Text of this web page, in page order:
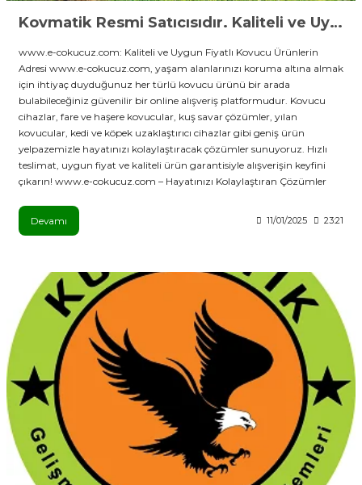
Kovmatik Resmi Satıcısıdır. Kaliteli ve Uygun Fiyatlı Kovucu Ürünlerin Güvenli adres
www.e-cokucuz.com: Kaliteli ve Uygun Fiyatlı Kovucu Ürünlerin
Adresi www.e-cokucuz.com, yaşam alanlarınızı koruma altına almak
için ihtiyaç duyduğunuz her türlü kovucu ürünü bir arada
bulabileceğiniz güvenilir bir online alışveriş platformudur. Kovucu
cihazlar, fare ve haşere kovucular, kuş savar çözümler, yılan
kovucular, kedi ve köpek uzaklaştırıcı cihazlar gibi geniş ürün
yelpazemizle hayatınızı kolaylaştıracak çözümler sunuyoruz. Hızlı
teslimat, uygun fiyat ve kaliteli ürün garantisiyle alışverişin keyfini
çıkarın! www.e-cokucuz.com – Hayatınızı Kolaylaştıran Çözümler
Devamı 11/01/2025 23:21